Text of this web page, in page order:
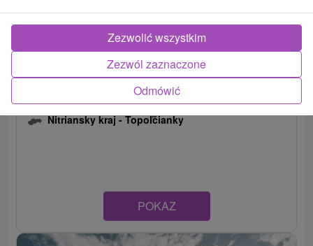
Nitriansky kraj -Topoľčianky
POKAZ
Odmówić
Zezwól zaznaczone
Zezwolić wszystkim